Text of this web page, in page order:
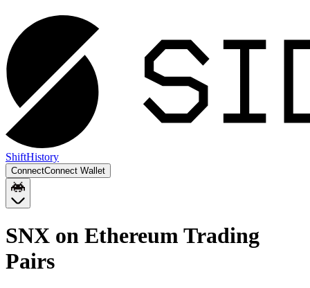
ShiftHistory
ConnectConnect Wallet
SNX on EthereumTrading
Pairs